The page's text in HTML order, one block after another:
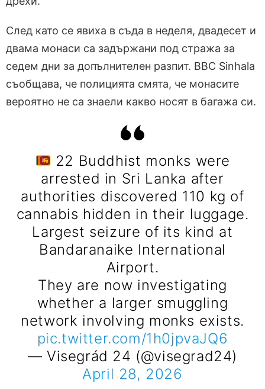
След като се явиха в съда в неделя, двадесет и
двама монаси са задържани под стража за
седем дни за допълнителен разпит. BBC Sinhala
съобщава, че полицията смята, че монасите
вероятно не са знаели какво носят в багажа си.
22 Buddhist monks were
arrested in Sri Lanka after
authorities discovered 110 kg of
cannabis hidden in their luggage.
Largest seizure of its kind at
Bandaranaike International
Airport.
They are now investigating
whether a larger smuggling
network involving monks exists.
pic.twitter.com/1h0jpvaJQ6
— Visegrád 24 (@visegrad24)
April 28, 2026